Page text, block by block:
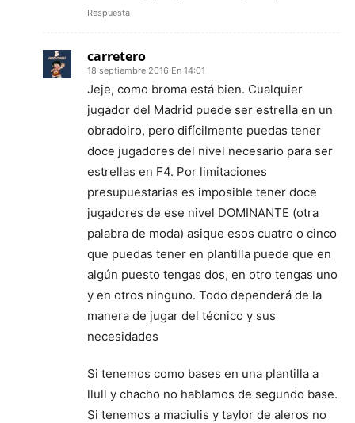
Respuesta
carretero
18 septiembre 2016 En 14:01
Jeje, como broma está bien. Cualquier
jugador del Madrid puede ser estrella en un
obradoiro, pero difícilmente puedas tener
doce jugadores del nivel necesario para ser
estrellas en F4. Por limitaciones
presupuestarias es imposible tener doce
jugadores de ese nivel DOMINANTE (otra
palabra de moda) asique esos cuatro o cinco
que puedas tener en plantilla puede que en
algún puesto tengas dos, en otro tengas uno
y en otros ninguno. Todo dependerá de la
manera de jugar del técnico y sus
necesidades
Si tenemos como bases en una plantilla a
llull y chacho no hablamos de segundo base.
Si tenemos a maciulis y taylor de aleros no